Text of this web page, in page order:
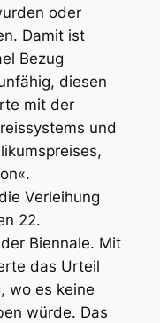
oder
Damit ist
Bezug
diesen
mit der
und
Verleihung
22.
Biennale. Mit
das Urteil
wo es keine
würde. Das